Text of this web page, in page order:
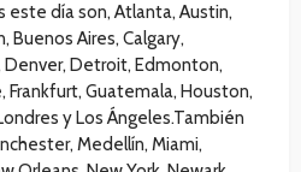
este día son, Atlanta, Austin,
Aires, Calgary,
Denver, Detroit, Edmonton,
Frankfurt, Guatemala, Houston,
y Los Ángeles.También
Medellín, Miami,